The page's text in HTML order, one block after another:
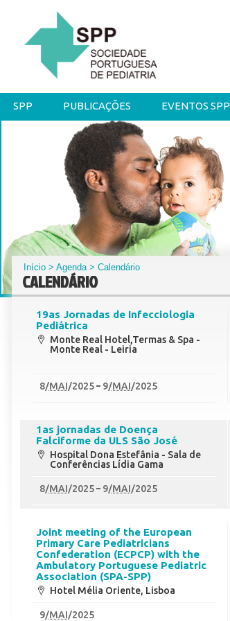
SPP PUBLICAÇÕES EVENTOS SPP
Início >Agenda> Calendário
CALENDÁRIO
19as Jornadas de Infecciologia
Pediátrica
Monte Real Hotel,Termas & Spa -
Monte Real - Leiria
8/MAI/2025 9/MAI/2025
1as jornadas de Doença
Falciforme da ULS São José
Hospital Dona Estefânia - Sala de
Conferências Lídia Gama
8/MAI/2025 9/MAI/2025
Joint meeting of the European
Primary Care Pediatricians
Confederation (ECPCP) with the
Ambulatory Portuguese Pediatric
Association (SPA-SPP)
Hotel Mélia Oriente, Lisboa
9/MAI/2025